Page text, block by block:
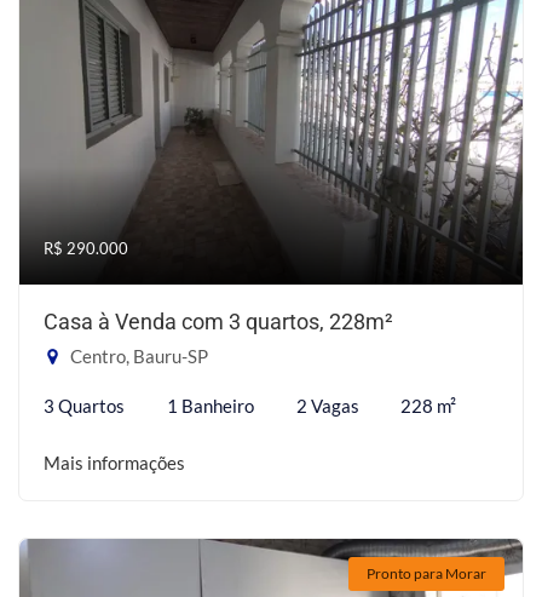
R$ 290.000
Casa à Venda com 3 quartos, 228m²
Centro, Bauru-SP
3 Quartos 1 Banheiro 2 Vagas 228 m²
Mais informações
Pronto para Morar